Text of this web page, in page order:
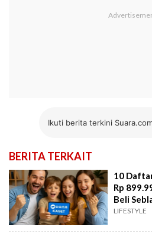
Ikuti berita terkini
BERITA TERKAIT
10
Rp
Beli
LIFESTYLE